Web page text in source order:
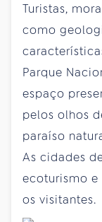
Turistas,
como
Parque
espaço
pelos olhos
paraíso
As cidades
ecoturismo
os visitantes.